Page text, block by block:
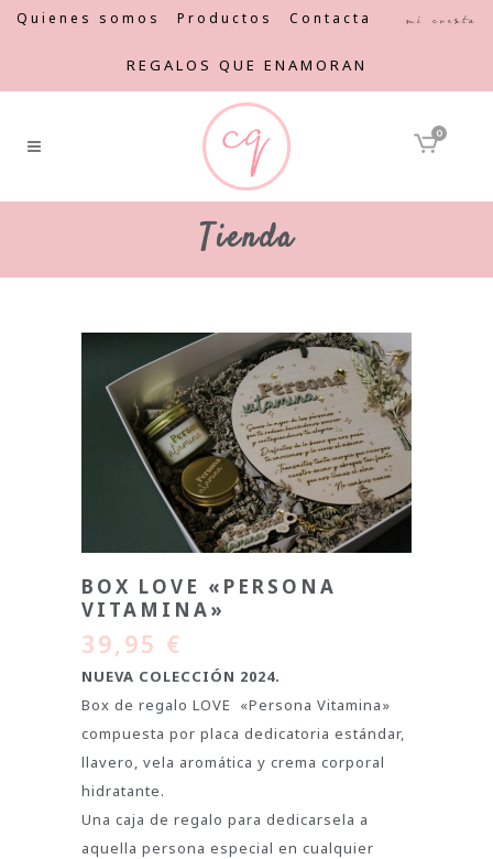
Quienes somos Productos Contacta Mi cuenta
REGALOS QUE ENAMORAN
0
Tienda
BOX LOVE «PERSONA
VITAMINA»
39,95 €
NUEVA COLECCIÓN 2024.
Box de regalo LOVE «Persona Vitamina»
compuesta por placa dedicatoria estándar,
llavero, vela aromática y crema corporal
hidratante.
Una caja de regalo para dedicarsela a
aquella persona especial en cualquier